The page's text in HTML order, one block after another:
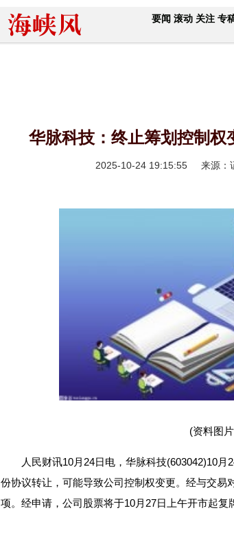
要闻 滚动 关注 专
华脉科技：终止筹划控制权
2025-10-24 19:15:55 来源：
(资料图
人民财讯10月24日电，华脉科技(603042)10
份协议转让，可能导致公司控制权变更。经与交易
项。经申请，公司股票将于10月27日上午开市起复